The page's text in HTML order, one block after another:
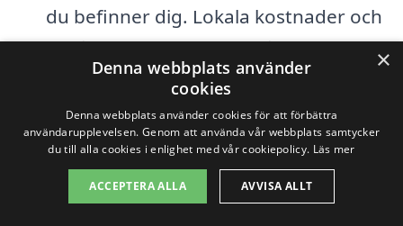
du befinner dig. Lokala kostnader och
tillgång till tjänster kan påverka vad
du får betala för bygglovsritningar.
Typ av bygglov:Beroende på vilken
typ av bygglovsritningar du behöver
(exempelvis för nybyggnad,
×
Denna webbplats använder
cookies
Denna webbplats använder cookies för att förbättra
användarupplevelsen. Genom att använda vår webbplats samtycker
du till alla cookies i enlighet med vår cookiepolicy. Läs mer
ACCEPTERA ALLA AVVISA ALLT